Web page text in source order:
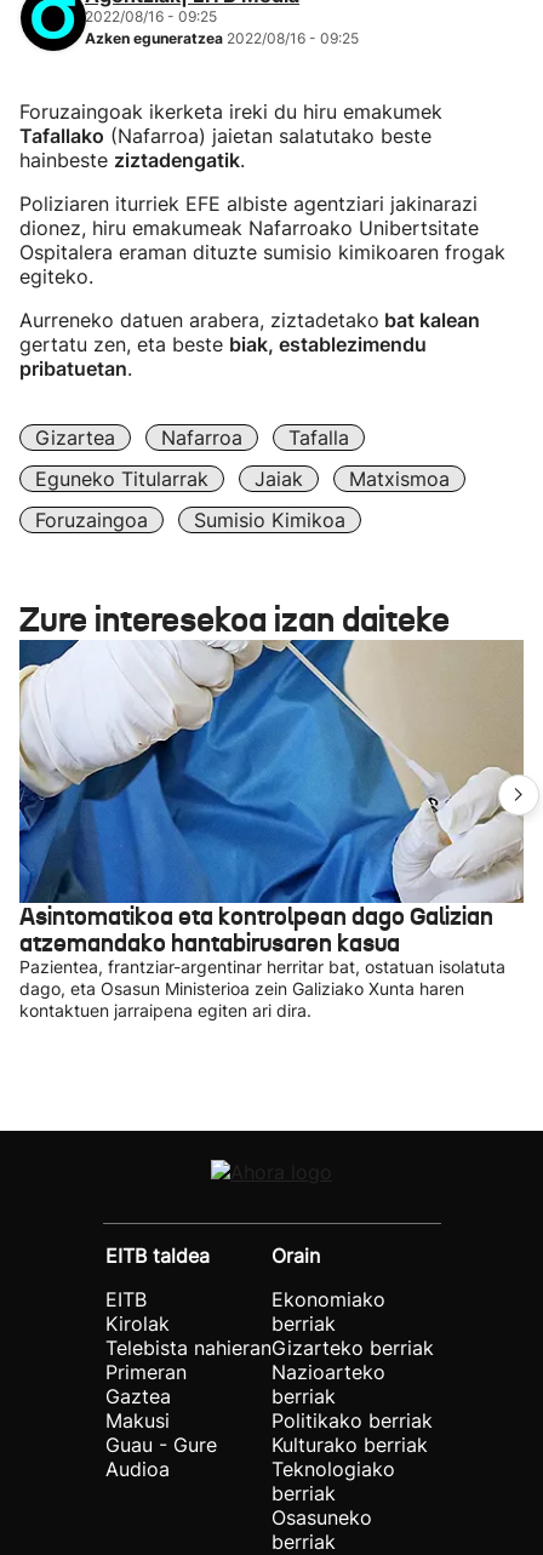
2022/08/16 - 09:25
Azken eguneratzea 2022/08/16 - 09:25
Foruzaingoak ikerketa ireki du hiru emakumek
Tafallako (Nafarroa) jaietan salatutako beste
hainbeste ziztadengatik.
Poliziaren iturriek EFE albiste agentziari jakinarazi
dionez, hiru emakumeak Nafarroako Unibertsitate
Ospitalera eraman dituzte sumisio kimikoaren frogak
egiteko.
Aurreneko datuen arabera, ziztadetako bat kalean
gertatu zen, eta beste biak, establezimendu
pribatuetan.
Gizartea Nafarroa
Tafalla
Eguneko Titularrak
Jaiak
Matxismoa
Foruzaingoa
Sumisio Kimikoa
Zure interesekoa izan daiteke
Asintomatikoa eta kontrolpean dago Galizian
atzemandako hantabirusaren kasua
Pazientea, frantziar-argentinar herritar bat, ostatuan isolatuta
dago, eta Osasun Ministerioa zein Galiziako Xunta haren
kontaktuen jarraipena egiten ari dira.
EITB taldea
EITB
Kirolak
Telebista nahieran
Primeran
Gaztea
Makusi
Guau - Gure
Audioa
Orain
Ekonomiako
berriak
Gizarteko berriak
Nazioarteko
berriak
Politikako berriak
Kulturako berriak
Teknologiako
berriak
Osasuneko
berriak